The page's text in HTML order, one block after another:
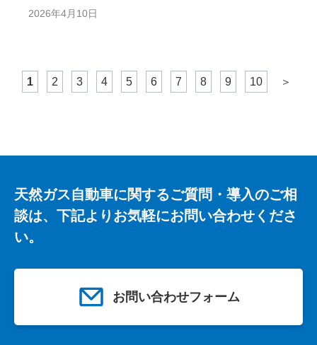
2026年4月10日
1 2 3 4 5 6 7 8 9 10 ＞
天然ガス自動車に関するご質問・導入のご相
談は、下記よりお気軽にお問い合わせくださ
い。
お問い合わせフォーム